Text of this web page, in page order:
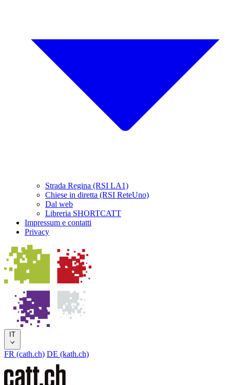
Strada Regina (RSI LA1)
Chiese in diretta (RSI ReteUno)
Dal web
Libreria SHORTCATT
Impressum e contatti
Privacy
IT
FR (cath.ch) DE (kath.ch)